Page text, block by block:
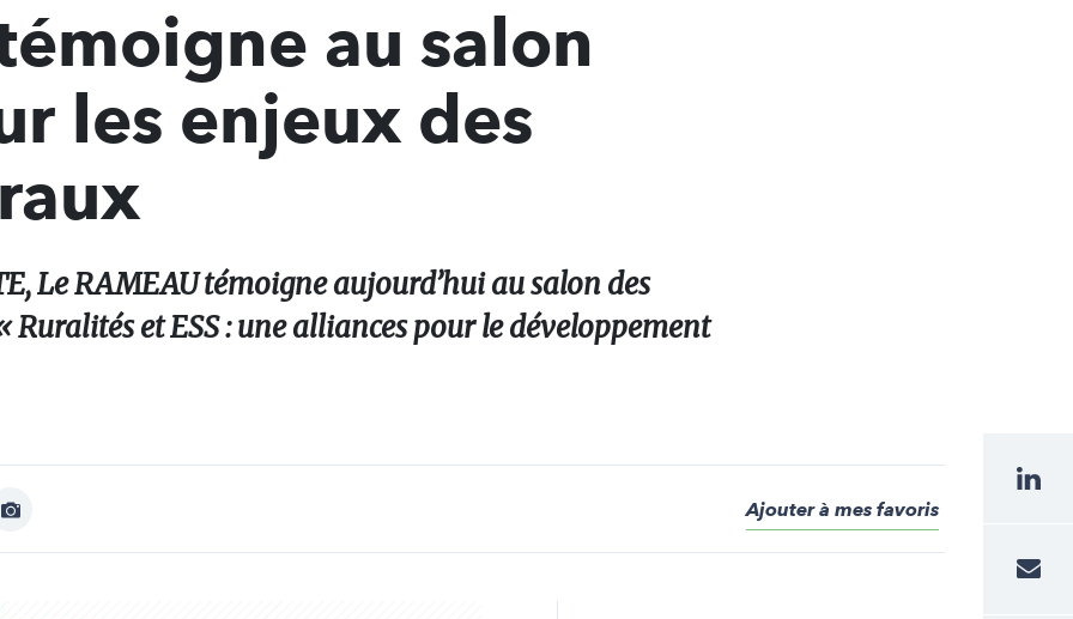
au salon
les enjeux des
Le RAMEAU témoigne aujourd’hui au salon des
et ESS : une alliances pour le développement
Afficher
Ajouter à mes favoris